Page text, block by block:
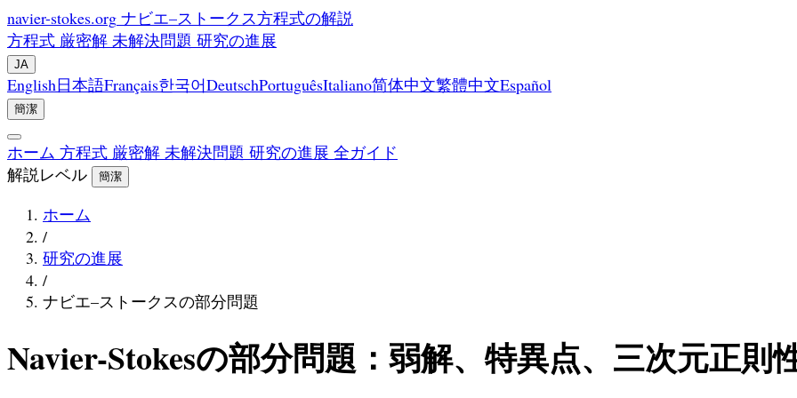
navier-stokes.org ナビエ–ストークス方程式の解説
方程式 厳密解 未解決問題 研究の進展
JA
English日本語Français한국어DeutschPortuguêsItaliano简体中文繁體中文Español
簡潔
ホーム 方程式 厳密解 未解決問題 研究の進展 全ガイド
解説レベル
簡潔
ホーム
/
研究の進展
/
ナビエ–ストークスの部分問題
Navier-Stokesの部分問題：弱解、特異点、三次元正則